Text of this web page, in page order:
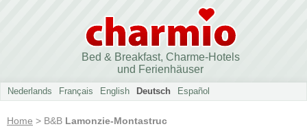
Bed & Breakfast, Charme-Hotels
und Ferienhäuser
Nederlands Français English Deutsch Español
Home > B&B Lamonzie-Montastruc